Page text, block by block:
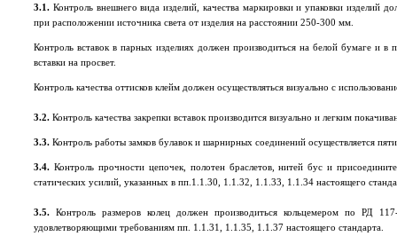
3.1. Контроль внешнего вида изделий, качества маркировки и упаковки изделий
при расположении источника света от изделия на расстоянии 250-300 мм.
Контроль вставок в парных изделиях должен производиться на белой бумаге и
вставки на просвет.
Контроль качества оттисков клейм должен осуществляться визуально с
3.2. Контроль качества закрепки вставок производится визуально и легким
3.3. Контроль работы замков булавок и шарнирных соединений осуществляется
3.4. Контроль прочности цепочек, полотен браслетов, нитей бус и
статических усилий, указанных в пп.1.1.30, 1.1.32, 1.1.33, 1.1.34 настоящего
3.5. Контроль размеров колец должен производиться кольцемером по РД
удовлетворяющими требованиям пп. 1.1.31, 1.1.35, 1.1.37 настоящего стандарта.